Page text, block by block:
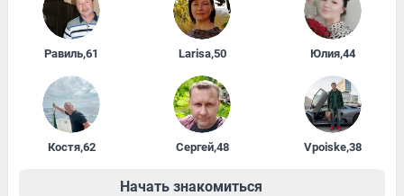
Равиль,61 Larisa,50 Юлия,44
Костя,62 Сергей,48 Vpoiske,38
Начать знакомиться